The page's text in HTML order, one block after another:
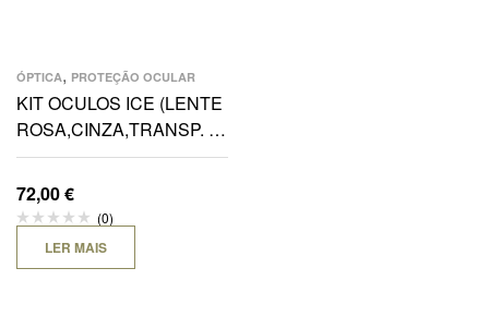
ÓPTICA, PROTEÇÃO OCULAR
KIT OCULOS ICE (LENTE
ROSA,CINZA,TRANSP. +
2 ARMAÇÕES)
72,00€
(0)
LER MAIS